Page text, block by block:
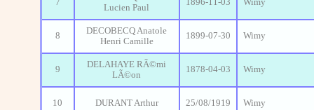
7
Lucien Paul
1896-11-03 Wimy
8
DECOBECQ Anatole
Henri Camille
1899-07-30 Wimy
9
DELAHAYE RÃ©mi
LÃ©on
1878-04-03 Wimy
10 DURANT Arthur 25/08/1919 Wimy